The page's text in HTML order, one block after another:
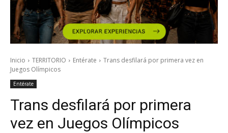
Inicio TERRITORIO Entérate
Trans desfilará por primera vez en
Juegos Olímpicos
Entérate
Trans desfilará por primera
vez en Juegos Olímpicos